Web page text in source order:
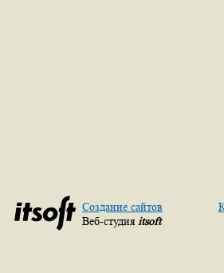
Создание сайтов
Веб-студия itsoft